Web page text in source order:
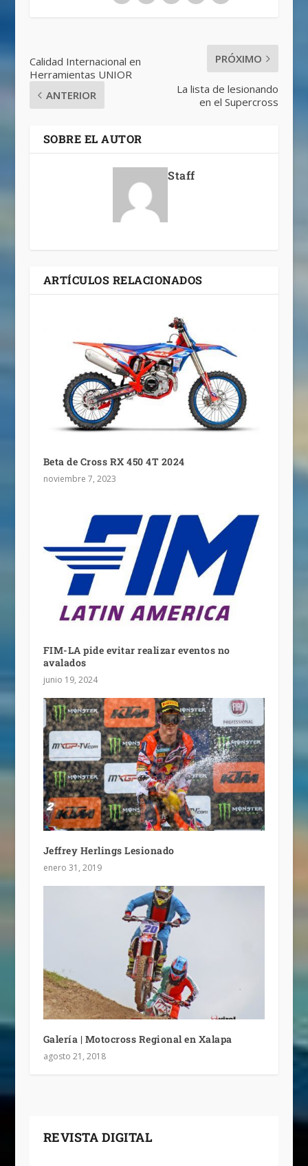
Calidad Internacional en
Herramientas UNIOR
ANTERIOR
PRÓXIMO
La lista de lesionando
en el Supercross
SOBRE EL AUTOR
Staff
ARTÍCULOS RELACIONADOS
Beta de Cross RX 450 4T 2024
noviembre 7, 2023
FIM-LA pide evitar realizar eventos no
avalados
junio 19, 2024
Jeffrey Herlings Lesionado
enero 31, 2019
Galería | Motocross Regional en Xalapa
agosto 21, 2018
REVISTA DIGITAL